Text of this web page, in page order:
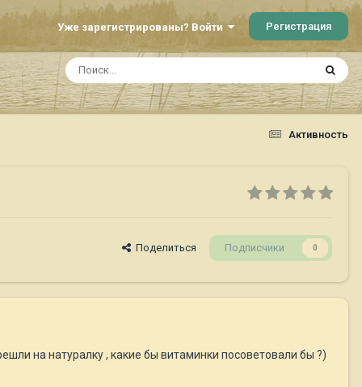
Уже зарегистрированы? Войти Регистрация
Активность
Поделиться Подписчики 0
на натуралку , какие бы витаминки посоветовали бы ?)